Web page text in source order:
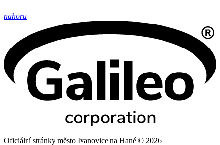
nahoru
Oficiální stránky město Ivanovice na Hané © 2026